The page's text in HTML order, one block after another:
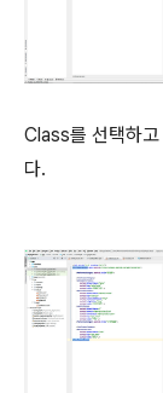
Class를 선택하고
다.